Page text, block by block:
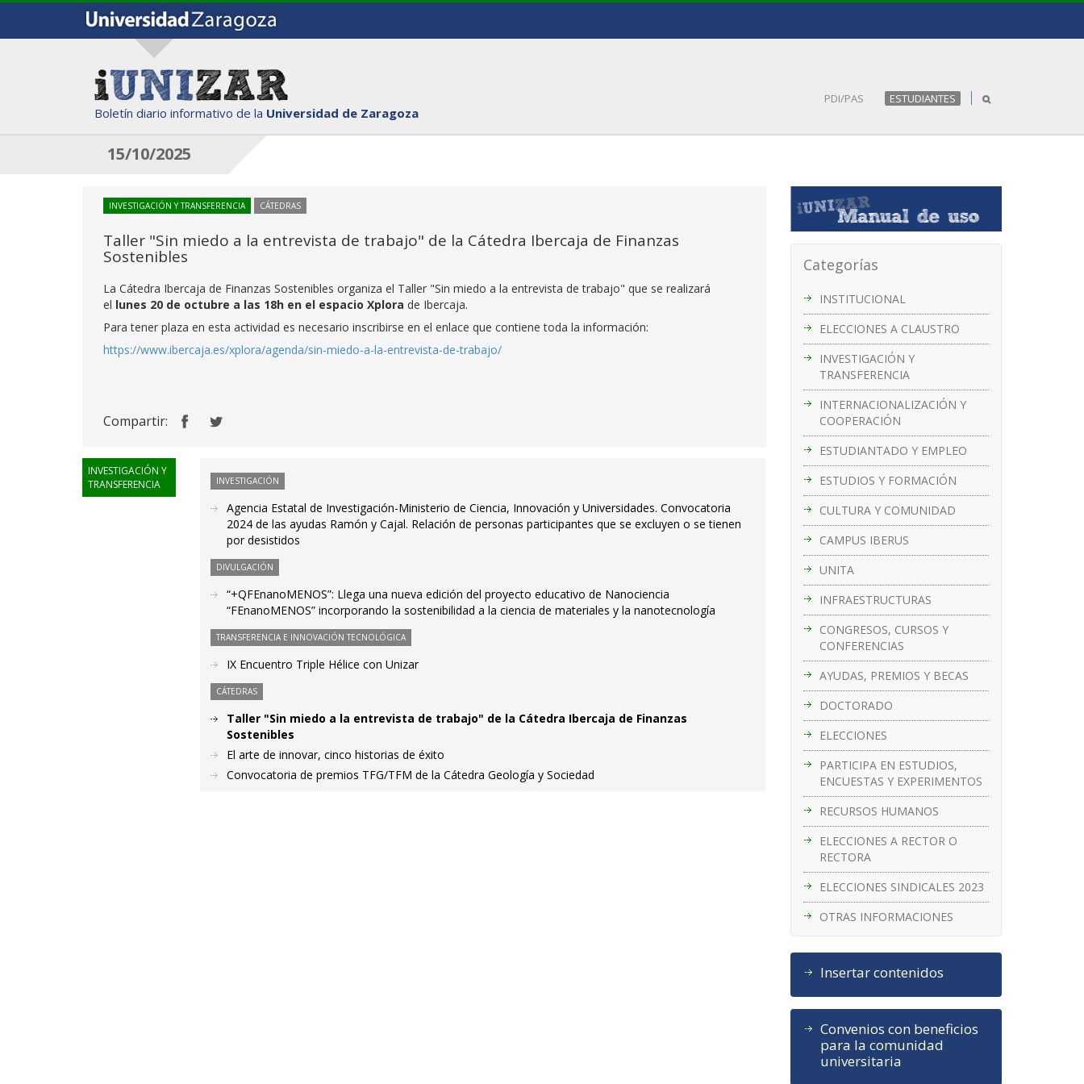
Boletín diario informativo de la Universidad de Zaragoza
PDI/PAS ESTUDIANTES
15/10/2025
Categorías
INSTITUCIONAL
ELECCIONES A CLAUSTRO
INVESTIGACIÓN Y
TRANSFERENCIA
INTERNACIONALIZACIÓN Y
COOPERACIÓN
ESTUDIANTADO Y EMPLEO
ESTUDIOS Y FORMACIÓN
CULTURA Y COMUNIDAD
CAMPUS IBERUS
UNITA
INFRAESTRUCTURAS
CONGRESOS, CURSOS Y
CONFERENCIAS
AYUDAS, PREMIOS Y BECAS
DOCTORADO
ELECCIONES
PARTICIPA EN ESTUDIOS,
ENCUESTAS Y EXPERIMENTOS
RECURSOS HUMANOS
ELECCIONES A RECTOR O
RECTORA
ELECCIONES SINDICALES 2023
OTRAS INFORMACIONES
Insertar contenidos
Convenios con beneficios
para la comunidad
universitaria
INVESTIGACIÓN Y TRANSFERENCIA CÁTEDRAS
Taller "Sin miedo a la entrevista de trabajo" de la Cátedra Ibercaja de Finanzas
Sostenibles
La Cátedra Ibercaja de Finanzas Sostenibles organiza el Taller "Sin miedo a la entrevista de trabajo" que se realizará
el lunes 20 de octubre a las 18h en el espacio Xplora de Ibercaja.
Para tener plaza en esta actividad es necesario inscribirse en el enlace que contiene toda la información:
https://www.ibercaja.es/xplora/agenda/sin-miedo-a-la-entrevista-de-trabajo/
Compartir:
INVESTIGACIÓN Y
TRANSFERENCIA
INVESTIGACIÓN
Agencia Estatal de Investigación-Ministerio de Ciencia, Innovación y Universidades. Convocatoria
2024 de las ayudas Ramón y Cajal. Relación de personas participantes que se excluyen o se tienen
por desistidos
DIVULGACIÓN
“+QFEnanoMENOS”: Llega una nueva edición del proyecto educativo de Nanociencia
“FEnanoMENOS” incorporando la sostenibilidad a la ciencia de materiales y la nanotecnología
TRANSFERENCIA E INNOVACIÓN TECNOLÓGICA
IX Encuentro Triple Hélice con Unizar
CÁTEDRAS
Taller "Sin miedo a la entrevista de trabajo" de la Cátedra Ibercaja de Finanzas
Sostenibles
El arte de innovar, cinco historias de éxito
Convocatoria de premios TFG/TFM de la Cátedra Geología y Sociedad